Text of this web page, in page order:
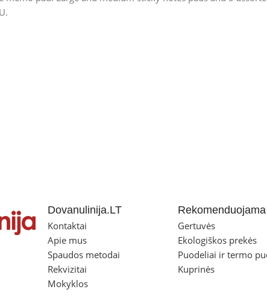
Dovanulinija.LT
Kontaktai
Apie mus
Spaudos metodai
Rekvizitai
Mokyklos
Rekomenduojama
Gertuvės
Ekologiškos prekės
Puodeliai ir termo
Kuprinės